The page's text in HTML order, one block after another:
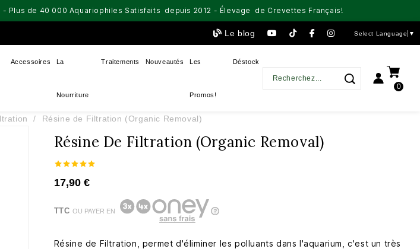
Plus de 40 000 Aquariophiles Satisfaits depuis 2012 - Élevage de Crevettes Français!
Le blog Select Language ▼
Accessoires La
Nourriture
Traitements Nouveautés Les
Promos!
Déstock
0
Résine de Filtration (Organic Removal)
Résine De Filtration (Organic Removal)
17,90 €
TTCOU PAYER EN
Résine de Filtration, permet d'éliminer les polluants dans l'aquarium, c'est un très